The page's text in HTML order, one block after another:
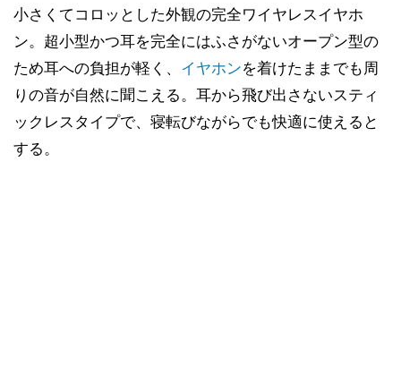
小さくてコロッとした外観の完全ワイヤレスイヤホ
ン。超小型かつ耳を完全にはふさがないオープン型の
ため耳への負担が軽く、 イヤホンを着けたままでも周
りの音が自然に聞こえる。耳から飛び出さないスティ
ックレスタイプで、寝転びながらでも快適に使えると
する。